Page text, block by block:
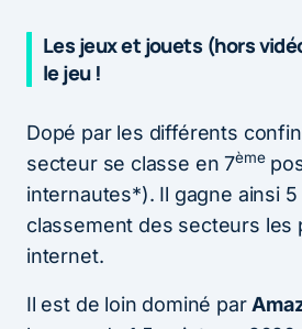
Les jeux et jouets (hors
le jeu !
Dopé par les différents
secteur se classe en 7ème
internautes*). Il gagne ainsi
classement des secteurs les
internet.
Il est de loin dominé par